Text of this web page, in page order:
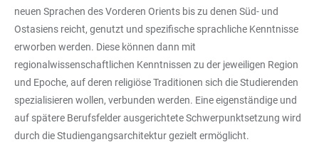
neuen Sprachen des Vorderen Orients bis zu denen Süd- und
Ostasiens reicht, genutzt und spezifische sprachliche Kenntnisse
erworben werden. Diese können dann mit
regionalwissenschaftlichen Kenntnissen zu der jeweiligen Region
und Epoche, auf deren religiöse Traditionen sich die Studierenden
spezialisieren wollen, verbunden werden. Eine eigenständige und
auf spätere Berufsfelder ausgerichtete Schwerpunktsetzung wird
durch die Studiengangsarchitektur gezielt ermöglicht.